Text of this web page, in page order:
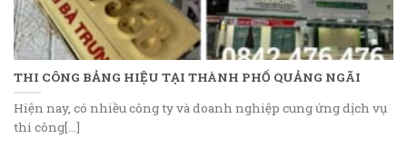
THI CÔNG BẢNG HIỆU TẠI THÀNH PHỐ QUẢNG NGÃI
Hiện nay, có nhiều công ty và doanh nghiệp cung ứng dịch vụ
thi công[...]